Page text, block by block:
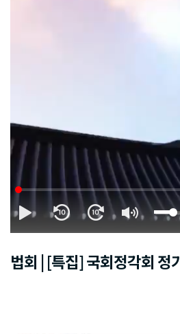
법회 | [특집] 국회정각회 정